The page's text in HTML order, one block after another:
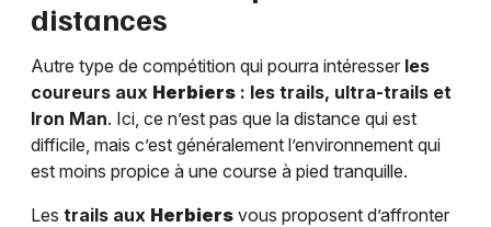
distances
Autre type de compétition qui pourra intéresser les
coureurs aux Herbiers : les trails, ultra-trails et
Iron Man. Ici, ce n’est pas que la distance qui est
difficile, mais c’est généralement l’environnement qui
est moins propice à une course à pied tranquille.
Les trails aux Herbiers vous proposent d’affronter